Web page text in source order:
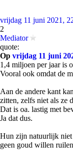
vrijdag 11 juni 2021,
2
Mediator
quote:
Op vrijdag 11 juni
1,4 miljoen per jaar is
Vooral ook omdat de
Aan de andere kant
zitten, zelfs niet als ze
Dat is oa. lastig met
Ja dat dus.
Hun zijn natuurlijk niet
geen goud willen